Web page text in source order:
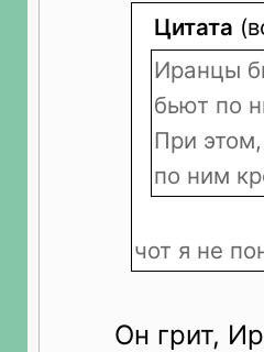
Цитата
Иранцы
бьют по
При
по ним
чот я не
Он грит,